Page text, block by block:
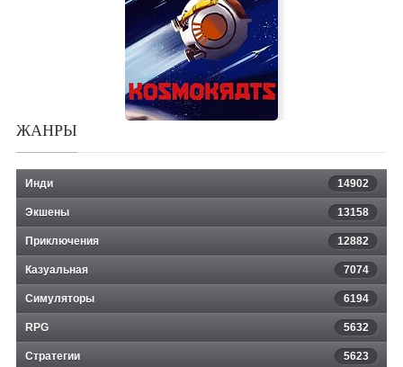
Lucky Luke: Western Fever
ЖАНРЫ
Инди 14902
Экшены 13158
Приключения 12882
Казуальная 7074
Симуляторы 6194
RPG 5632
Стратегии 5623